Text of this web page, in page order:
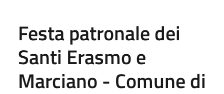
Festa patronale dei
Santi Erasmo e
Marciano - Comune di